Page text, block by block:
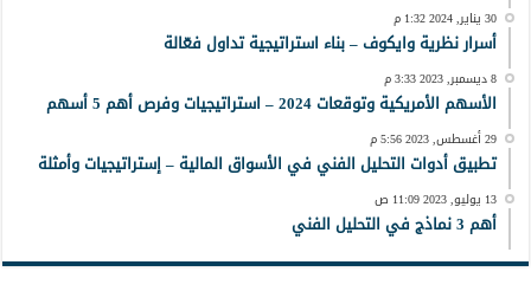
30 يناير, 2024 1:32 م
أسرار نظرية وايكوف – بناء استراتيجية تداول فعّالة
8 ديسمبر, 2023 3:33 م
الأسهم الأمريكية وتوقعات 2024 – استراتيجيات وفرص أهم 5 أسهم
29 أغسطس, 2023 5:56 م
تطبيق أدوات التحليل الفني في الأسواق المالية – إستراتيجيات وأمثلة
13 يوليو, 2023 11:09 ص
أهم 3 نماذج في التحليل الفني